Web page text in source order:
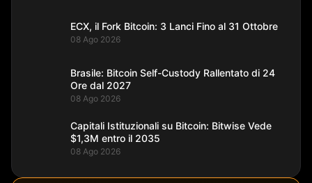
ECX, il Fork Bitcoin: 3 Lanci Fino al 31 Ottobre
08 Ago 2026
Brasile: Bitcoin Self-Custody Rallentato di 24
Ore dal 2027
08 Ago 2026
Capitali Istituzionali su Bitcoin: Bitwise Vede
$1,3M entro il 2035
08 Ago 2026